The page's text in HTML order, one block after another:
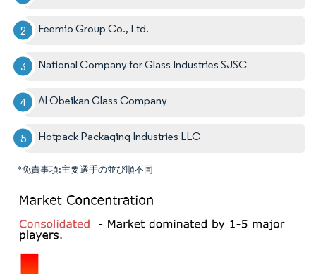
Feemio Group Co., Ltd.
National Company for Glass Industries SJSC
Al Obeikan Glass Company
Hotpack Packaging Industries LLC
*免責事項:主要選手の並び順不同